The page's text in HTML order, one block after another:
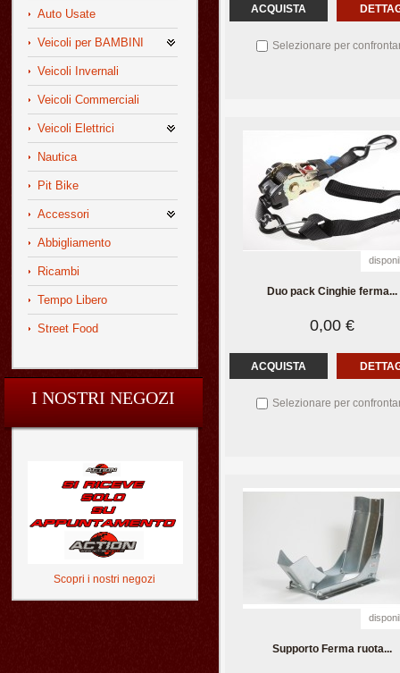
Auto Usate
Veicoli per BAMBINI
Veicoli Invernali
Veicoli Commerciali
Veicoli Elettrici
Nautica
Pit Bike
Accessori
Abbigliamento
Ricambi
Tempo Libero
Street Food
I NOSTRI NEGOZI
Scopri i nostri negozi
ACQUISTA
Selezionare per
Duo pack Cinghie ferma...
0,00 €
ACQUISTA
Selezionare per
Supporto Ferma ruota...